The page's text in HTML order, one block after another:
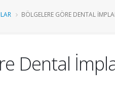
BÖLGELERE GÖRE DENTAL
Dental